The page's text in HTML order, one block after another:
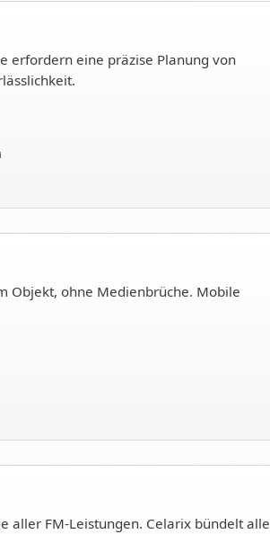
erfordern eine präzise Planung von
Objekt, ohne Medienbrüche. Mobile
aller FM-Leistungen. Celarix bündelt alle